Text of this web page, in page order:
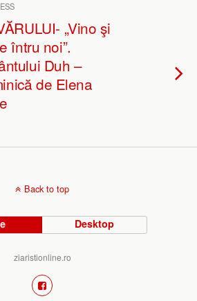
„Vino şi
întru noi”.
Duh –
de Elena
Back to top
Desktop
ziaristionline.ro